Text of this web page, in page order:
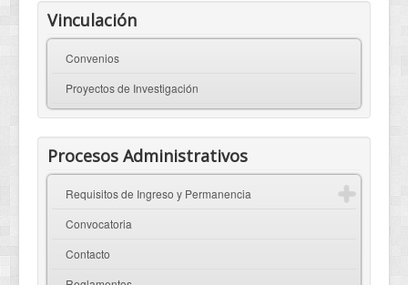
Vinculación
Convenios
Proyectos de Investigación
Procesos Administrativos
Requisitos de Ingreso y Permanencia
Convocatoria
Contacto